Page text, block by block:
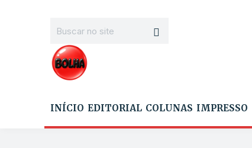
INÍCIO EDITORIAL COLUNAS IMPRESSO